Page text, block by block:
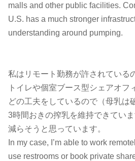
malls and other public facilities.
U.S. has a much stronger
understanding around pumping.
私はリモート勤務が許されている
トイレや個室ブース型シェアオフ
どの工夫をしているので（母乳は
3時間おきの搾乳を維持できてい
減らそうと思っています。
In my case, I’m able to work
use restrooms or book private